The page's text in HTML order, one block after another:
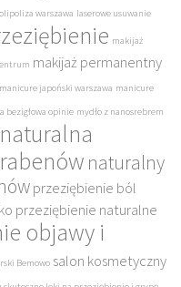
warszawa laserowe usuwanie
makijaż
makijaż permanentny
manicure japoński warszawa manicure
bezigłowa opinie mydło z nanosrebrem
naturalna
naturalny
przeziębienie ból
przeziębienie naturalne
objawy i
Bemowo salon kosmetyczny